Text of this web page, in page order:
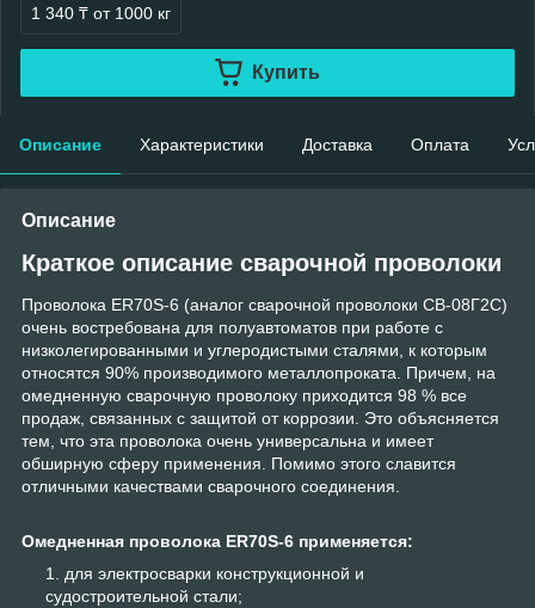
1 340 ₸ от 1000 кг
Купить
Описание Характеристики Доставка Оплата
Описание
Краткое описание сварочной проволоки
Проволока ER70S-6 (аналог сварочной проволоки СВ-08Г2С)
очень востребована для полуавтоматов при работе с
низколегированными и углеродистыми сталями, к которым
относятся 90% производимого металлопроката. Причем, на
омедненную сварочную проволоку приходится 98 % все
продаж, связанных с защитой от коррозии. Это объясняется
тем, что эта проволока очень универсальна и имеет
обширную сферу применения. Помимо этого славится
отличными качествами сварочного соединения.
Омедненная проволока ER70S-6 применяется:
для электросварки конструкционной и
судостроительной стали;